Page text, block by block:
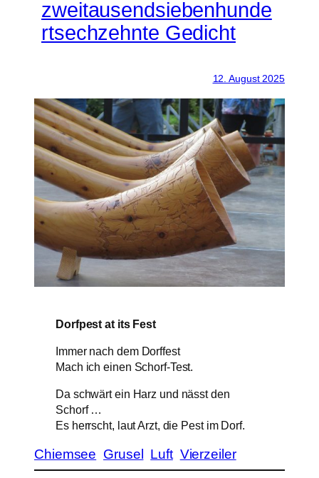
zweitausendsiebenhunde
rtsechzehnte Gedicht
12. August 2025
Dorfpest at its Fest
Immer nach dem Dorffest
Mach ich einen Schorf-Test.
Da schwärt ein Harz und nässt den
Schorf …
Es herrscht, laut Arzt, die Pest im Dorf.
Chiemsee Grusel Luft Vierzeiler